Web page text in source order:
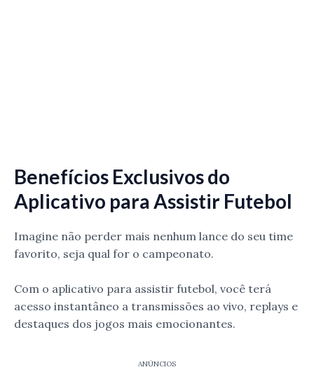
Benefícios Exclusivos do
Aplicativo para Assistir Futebol
Imagine não perder mais nenhum lance do seu time
favorito, seja qual for o campeonato.
Com o aplicativo para assistir futebol, você terá
acesso instantâneo a transmissões ao vivo, replays e
destaques dos jogos mais emocionantes.
ANÚNCIOS